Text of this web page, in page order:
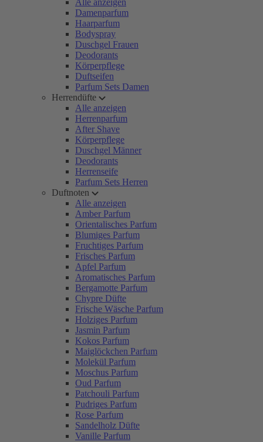
Alle anzeigen
Damenparfum
Haarparfum
Bodyspray
Duschgel Frauen
Deodorants
Körperpflege
Duftseifen
Parfum Sets Damen
Herrendüfte
Alle anzeigen
Herrenparfum
After Shave
Körperpflege
Duschgel Männer
Deodorants
Herrenseife
Parfum Sets Herren
Duftnoten
Alle anzeigen
Amber Parfum
Orientalisches Parfum
Blumiges Parfum
Fruchtiges Parfum
Frisches Parfum
Apfel Parfum
Aromatisches Parfum
Bergamotte Parfum
Chypre Düfte
Frische Wäsche Parfum
Holziges Parfum
Jasmin Parfum
Kokos Parfum
Maiglöckchen Parfum
Molekül Parfum
Moschus Parfum
Oud Parfum
Patchouli Parfum
Pudriges Parfum
Rose Parfum
Sandelholz Düfte
Vanille Parfum